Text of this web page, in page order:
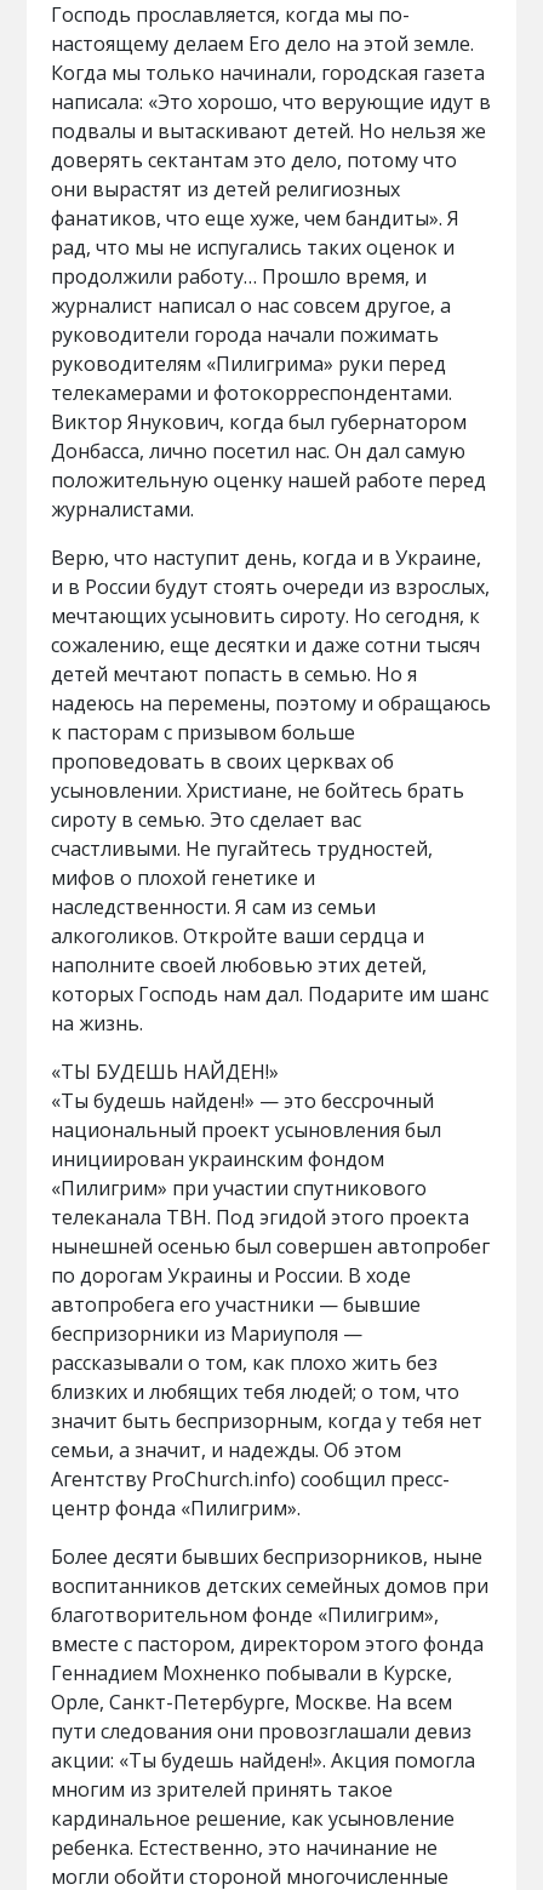
Господь прославляется, когда мы по-
настоящему делаем Его дело на этой земле.
Когда мы только начинали, городская газета
написала: «Это хорошо, что верующие идут в
подвалы и вытаскивают детей. Но нельзя же
доверять сектантам это дело, потому что
они вырастят из детей религиозных
фанатиков, что еще хуже, чем бандиты». Я
рад, что мы не испугались таких оценок и
продолжили работу… Прошло время, и
журналист написал о нас совсем другое, а
руководители города начали пожимать
руководителям «Пилигрима» руки перед
телекамерами и фотокорреспондентами.
Виктор Янукович, когда был губернатором
Донбасса, лично посетил нас. Он дал самую
положительную оценку нашей работе перед
журналистами.
Верю, что наступит день, когда и в Украине,
и в России будут стоять очереди из взрослых,
мечтающих усыновить сироту. Но сегодня, к
сожалению, еще десятки и даже сотни тысяч
детей мечтают попасть в семью. Но я
надеюсь на перемены, поэтому и обращаюсь
к пасторам с призывом больше
проповедовать в своих церквах об
усыновлении. Христиане, не бойтесь брать
сироту в семью. Это сделает вас
счастливыми. Не пугайтесь трудностей,
мифов о плохой генетике и
наследственности. Я сам из семьи
алкоголиков. Откройте ваши сердца и
наполните своей любовью этих детей,
которых Господь нам дал. Подарите им шанс
на жизнь.
«ТЫ БУДЕШЬ НАЙДЕН!»
«Ты будешь найден!» — это бессрочный
национальный проект усыновления был
инициирован украинским фондом
«Пилигрим» при участии спутникового
телеканала ТВН. Под эгидой этого проекта
нынешней осенью был совершен автопробег
по дорогам Украины и России. В ходе
автопробега его участники — бывшие
беспризорники из Мариуполя —
рассказывали о том, как плохо жить без
близких и любящих тебя людей; о том, что
значит быть беспризорным, когда у тебя нет
семьи, а значит, и надежды. Об этом
Агентству РгоChurch.info) сообщил пресс-
центр фонда «Пилигрим».
Более десяти бывших беспризорников, ныне
воспитанников детских семейных домов при
благотворительном фонде «Пилигрим»,
вместе с пастором, директором этого фонда
Геннадием Мохненко побывали в Курске,
Орле, Санкт-Петербурге, Москве. На всем
пути следования они провозглашали девиз
акции: «Ты будешь найден!». Акция помогла
многим из зрителей принять такое
кардинальное решение, как усыновление
ребенка. Естественно, это начинание не
могли обойти стороной многочисленные